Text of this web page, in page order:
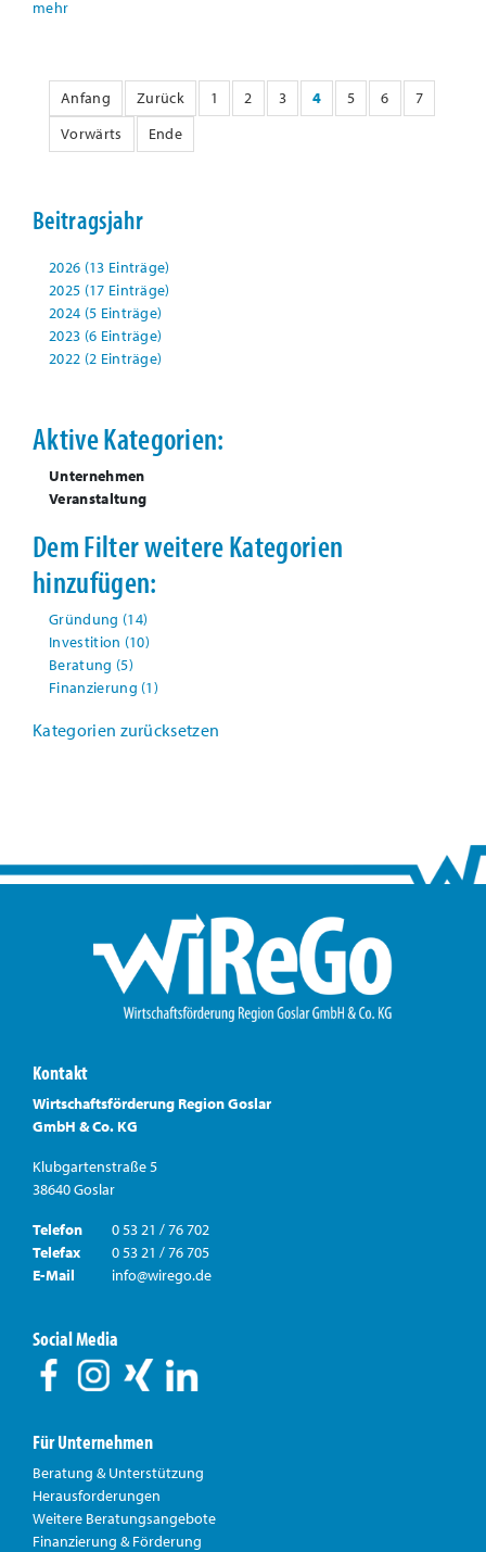
Anfang Zurück 1 2 3 4 5 6
7
Vorwärts
Ende
Beitragsjahr
2026 (13 Einträge)
2025 (17 Einträge)
2024 (5 Einträge)
2023 (6 Einträge)
2022 (2 Einträge)
Aktive Kategorien:
Unternehmen
Veranstaltung
Dem Filter weitere Kategorien
hinzufügen:
Gründung (14)
Investition (10)
Beratung (5)
Finanzierung (1)
Kategorien zurücksetzen
Kontakt
Wirtschaftsförderung Region Goslar
GmbH & Co. KG
Klubgartenstraße 5
38640 Goslar
Telefon
0 53 21 / 76 702
Telefax
0 53 21 / 76 705
E-Mail
info@wirego.de
Social Media
Für Unternehmen
Beratung & Unterstützung
Herausforderungen
Weitere Beratungsangebote
Finanzierung & Förderung